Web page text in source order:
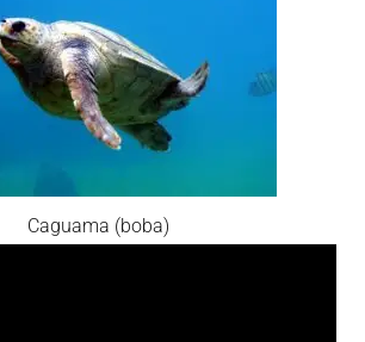
Caguama (boba)